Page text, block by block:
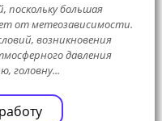
поскольку большая
от метеозависимости.
возникновения
давления
головну...